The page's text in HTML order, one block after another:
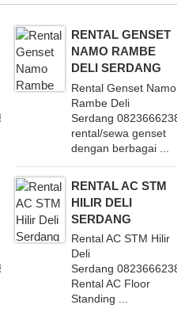
Melayani
RENTAL GENSET
NAMO RAMBE
DELI SERDANG
Rental Genset Namo
Rambe Deli
Serdang
rental/sewa genset
dengan berbagai ...
Layani
RENTAL AC STM
HILIR DELI
SERDANG
Rental AC STM Hilir
Deli
Serdang
Rental AC Floor
Standing ...